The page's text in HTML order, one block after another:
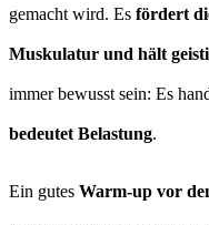
gemacht wird. Es fördert
Muskulatur und hält
immer bewusst sein: Es
bedeutet Belastung.
Ein gutes Warm-up vor